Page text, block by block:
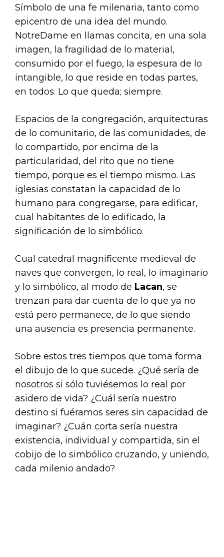
Símbolo de una fe milenaria, tanto como
epicentro de una idea del mundo.
NotreDame en llamas concita, en una sola
imagen, la fragilidad de lo material,
consumido por el fuego, la espesura de lo
intangible, lo que reside en todas partes,
en todos. Lo que queda; siempre.
Espacios de la congregación, arquitecturas
de lo comunitario, de las comunidades, de
lo compartido, por encima de la
particularidad, del rito que no tiene
tiempo, porque es el tiempo mismo. Las
iglesias constatan la capacidad de lo
humano para congregarse, para edificar,
cual habitantes de lo edificado, la
significación de lo simbólico.
Cual catedral magnificente medieval de
naves que convergen, lo real, lo imaginario
y lo simbólico, al modo de Lacan, se
trenzan para dar cuenta de lo que ya no
está pero permanece, de lo que siendo
una ausencia es presencia permanente.
Sobre estos tres tiempos que toma forma
el dibujo de lo que sucede. ¿Qué sería de
nosotros si sólo tuviésemos lo real por
asidero de vida? ¿Cuál sería nuestro
destino si fuéramos seres sin capacidad de
imaginar? ¿Cuán corta sería nuestra
existencia, individual y compartida, sin el
cobijo de lo simbólico cruzando, y uniendo,
cada milenio andado?